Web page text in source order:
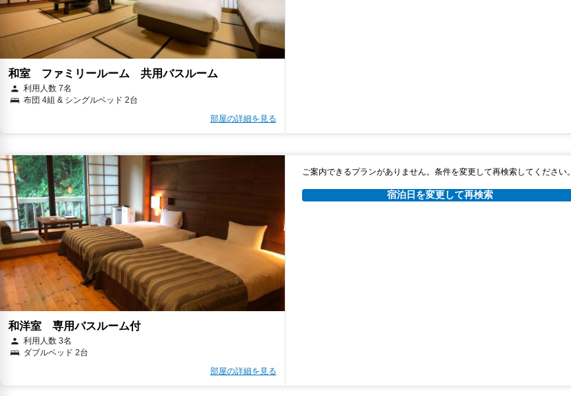
和室 ファミリールーム 共用バスルーム
利用人数 7名
布団 4組 & シングルベッド 2台
部屋の詳細を見る
和洋室 専用バスルーム付
利用人数 3名
ダブルベッド 2台
部屋の詳細を見る
ご案内できるプランがありません。条件を変更して再検索してください。
宿泊日を変更して再検索